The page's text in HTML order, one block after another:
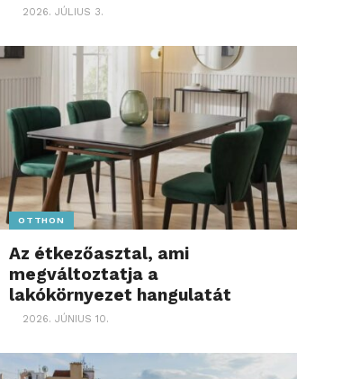
2026. JÚLIUS 3.
OTTHON
Az étkezőasztal, ami
megváltoztatja a
lakókörnyezet hangulatát
2026. JÚNIUS 10.